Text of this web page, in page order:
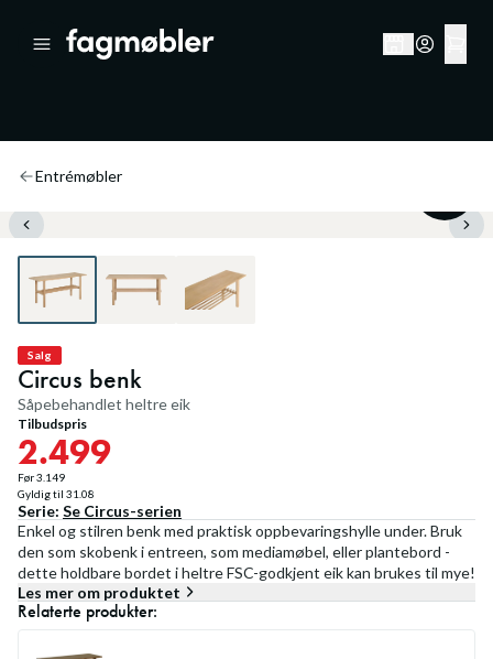
Entrémøbler
Salg
Circus benk
Såpebehandlet heltre eik
Tilbudspris
2.499
Før3.149
Gyldig til 31.08
Serie: Se Circus-serien
Enkel og stilren benk med praktisk oppbevaringshylle under. Bruk
den som skobenk i entreen, som mediamøbel, eller plantebord -
dette holdbare bordet i heltre FSC-godkjent eik kan brukes til mye!
Les mer om produktet
Relaterte produkter: